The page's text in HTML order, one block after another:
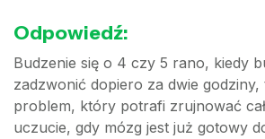
Odpowiedź:
Budzenie się o 4 czy 5 rano, kiedy
zadzwonić dopiero za dwie
problem, który potrafi zrujnować
uczucie, gdy mózg jest już gotowy